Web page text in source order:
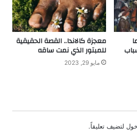
معجزة كالاندا.. القصة الحقيقية
للمبتور الذي نمت ساقه
مايو 29, 2023
لتضيف تعليقاً.